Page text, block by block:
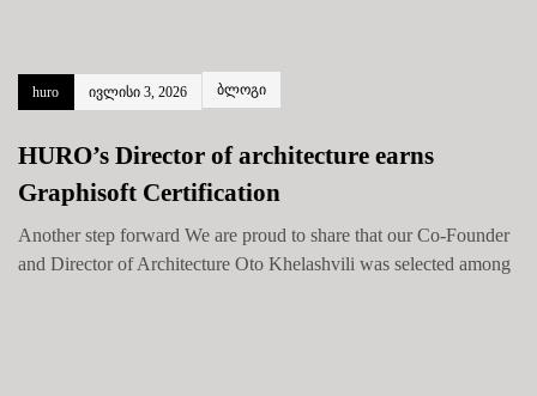
huro ივლისი 3, 2026 ბლოგი
HURO’s Director of architecture earns
Graphisoft Certification
Another step forward We are proud to share that our Co-Founder
and Director of Architecture Oto Khelashvili was selected among